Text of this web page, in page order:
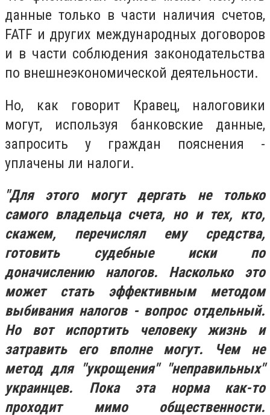
данные только в части наличия счетов,
FATF и других международных договоров
и в части соблюдения законодательства
по внешнеэкономической деятельности.
Но, как говорит Кравец, налоговики
могут, используя банковские данные,
запросить у граждан пояснения -
уплачены ли налоги.
"Для этого могут дергать не только
самого владельца счета, но и тех, кто,
скажем, перечислял ему средства,
готовить судебные иски по
доначислению налогов. Насколько это
может стать эффективным методом
выбивания налогов - вопрос отдельный.
Но вот испортить человеку жизнь и
затравить его вполне могут. Чем не
метод для "укрощения" "неправильных"
украинцев. Пока эта норма как-то
проходит мимо общественности.